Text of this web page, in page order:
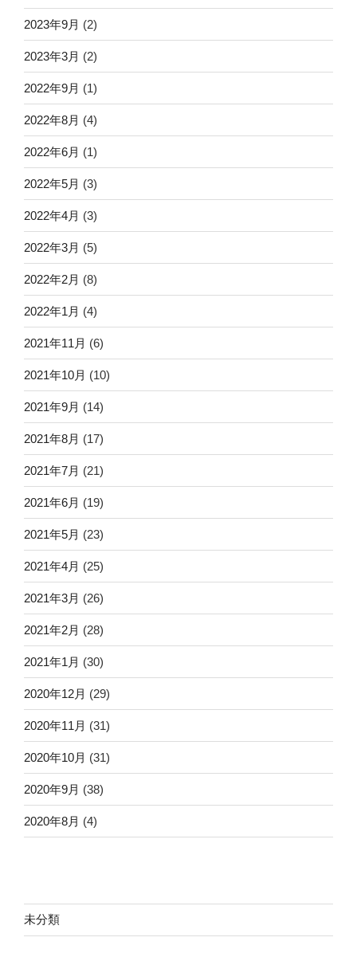
2023年9月 (2)
2023年3月 (2)
2022年9月 (1)
2022年8月 (4)
2022年6月 (1)
2022年5月 (3)
2022年4月 (3)
2022年3月 (5)
2022年2月 (8)
2022年1月 (4)
2021年11月 (6)
2021年10月 (10)
2021年9月 (14)
2021年8月 (17)
2021年7月 (21)
2021年6月 (19)
2021年5月 (23)
2021年4月 (25)
2021年3月 (26)
2021年2月 (28)
2021年1月 (30)
2020年12月 (29)
2020年11月 (31)
2020年10月 (31)
2020年9月 (38)
2020年8月 (4)
未分類